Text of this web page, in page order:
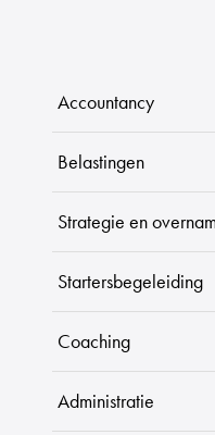
Accountancy
Belastingen
Strategie en
Startersbegeleiding
Coaching
Administratie